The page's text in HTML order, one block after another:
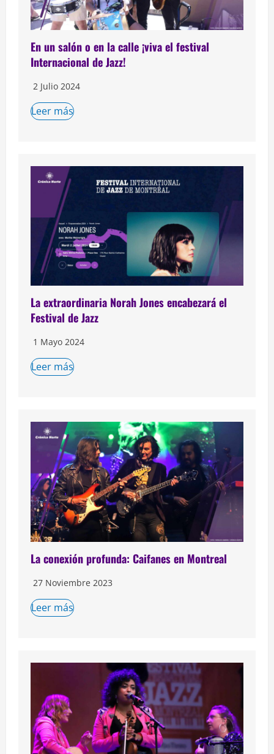
En un salón o en la calle ¡viva el festival
Internacional de Jazz!
2 Julio 2024
Leer más
La extraordinaria Norah Jones encabezará el
Festival de Jazz
1 Mayo 2024
Leer más
La conexión profunda: Caifanes en Montreal
27 Noviembre 2023
Leer más